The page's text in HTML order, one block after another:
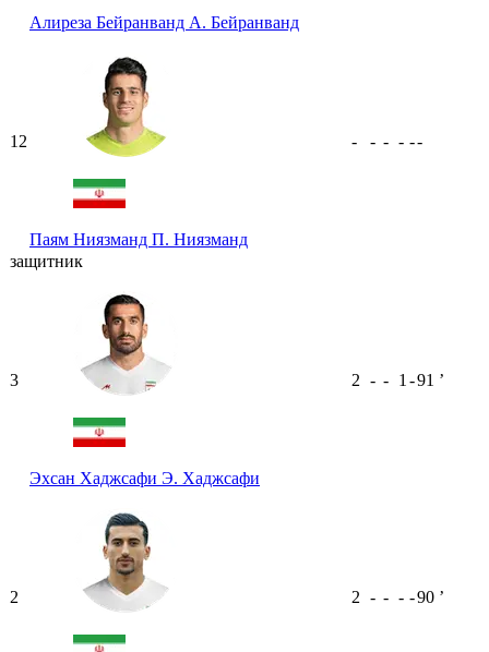
Алиреза Бейранванд А. Бейранванд
12
Паям Ниязманд П. Ниязманд
- - - - --
защитник
3
Эхсан Хаджсафи Э. Хаджсафи
2 - - 1 -91 ʼ
2 2 - - - -90 ʼ